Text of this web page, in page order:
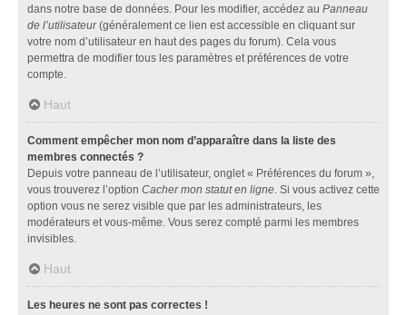
dans notre base de données. Pour les modifier, accédez au Panneau
de l’utilisateur(généralement ce lien est accessible en cliquant sur
votre nom d’utilisateur en haut des pages du forum). Cela vous
permettra de modifier tous les paramètres et préférences de votre
compte.
Haut
Comment empêcher mon nom d’apparaître dans la liste des
membres connectés ?
Depuis votre panneau de l’utilisateur, onglet « Préférences du forum »,
vous trouverez l’option Cacher mon statut en ligne. Si vous activez cette
option vous ne serez visible que par les administrateurs, les
modérateurs et vous-même. Vous serez compté parmi les membres
invisibles.
Haut
Les heures ne sont pas correctes !